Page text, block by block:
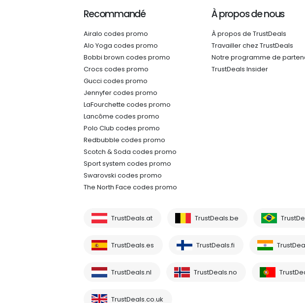
Recommandé
Airalo codes promo
Alo Yoga codes promo
Bobbi brown codes promo
Crocs codes promo
Gucci codes promo
Jennyfer codes promo
LaFourchette codes promo
Lancôme codes promo
Polo Club codes promo
Redbubble codes promo
Scotch & Soda codes promo
Sport system codes promo
Swarovski codes promo
The North Face codes promo
À propos de nous
À propos de TrustDeals
Travailler chez TrustDeals
Notre programme de
TrustDeals Insider
TrustDeals.at TrustDeals.be
TrustDeals.es TrustDeals.fi
TrustDeals.nl TrustDeals.no
TrustDeals.co.uk